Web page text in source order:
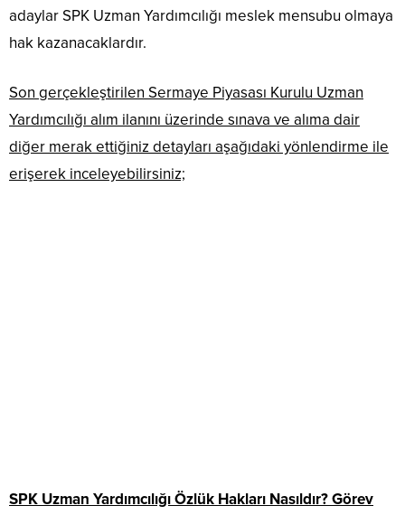
adaylar SPK Uzman Yardımcılığı meslek mensubu olmaya
hak kazanacaklardır.
Son gerçekleştirilen Sermaye Piyasası Kurulu Uzman
Yardımcılığı alım ilanını üzerinde sınava ve alıma dair
diğer merak ettiğiniz detayları aşağıdaki yönlendirme ile
erişerek inceleyebilirsiniz;
SPK Uzman Yardımcılığı Özlük Hakları Nasıldır? Görev